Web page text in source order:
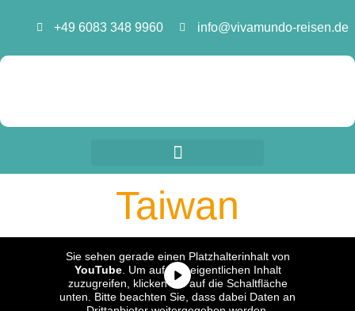
springen
+49 6083 348 9960 info@vivamundo-reisen.de
Taiwan
Sie sehen gerade einen Platzhalterinhalt von
YouTube. Um auf den eigentlichen Inhalt
zuzugreifen, klicken Sie auf die Schaltfläche
unten. Bitte beachten Sie, dass dabei Daten an